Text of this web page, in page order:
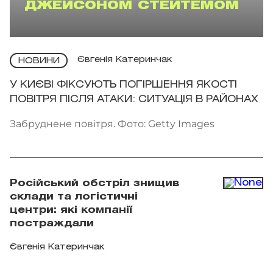
ДЖЕЙСОНОМ СТЕЙТЕМОМ
НОВИНИ Євгенія Катеринчак
У КИЄВІ ФІКСУЮТЬ ПОГІРШЕННЯ ЯКОСТІ
ПОВІТРЯ ПІСЛЯ АТАКИ: СИТУАЦІЯ В РАЙОНАХ
Забруднене повітря. Фото: Getty Images
Російський обстріл знищив
склади та логістичні
центри: які компанії
постраждали
Євгенія Катеринчак